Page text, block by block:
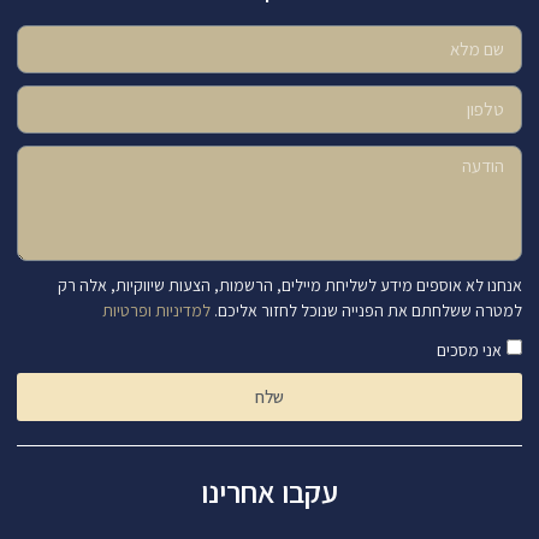
אנחנו לא אוספים מידע לשליחת מיילים, הרשמות, הצעות שיווקיות, אלה רק
למטרה ששלחתם את הפנייה שנוכל לחזור אליכם.למדיניות ופרטיות
אני מסכים
שלח
עקבו אחרינו